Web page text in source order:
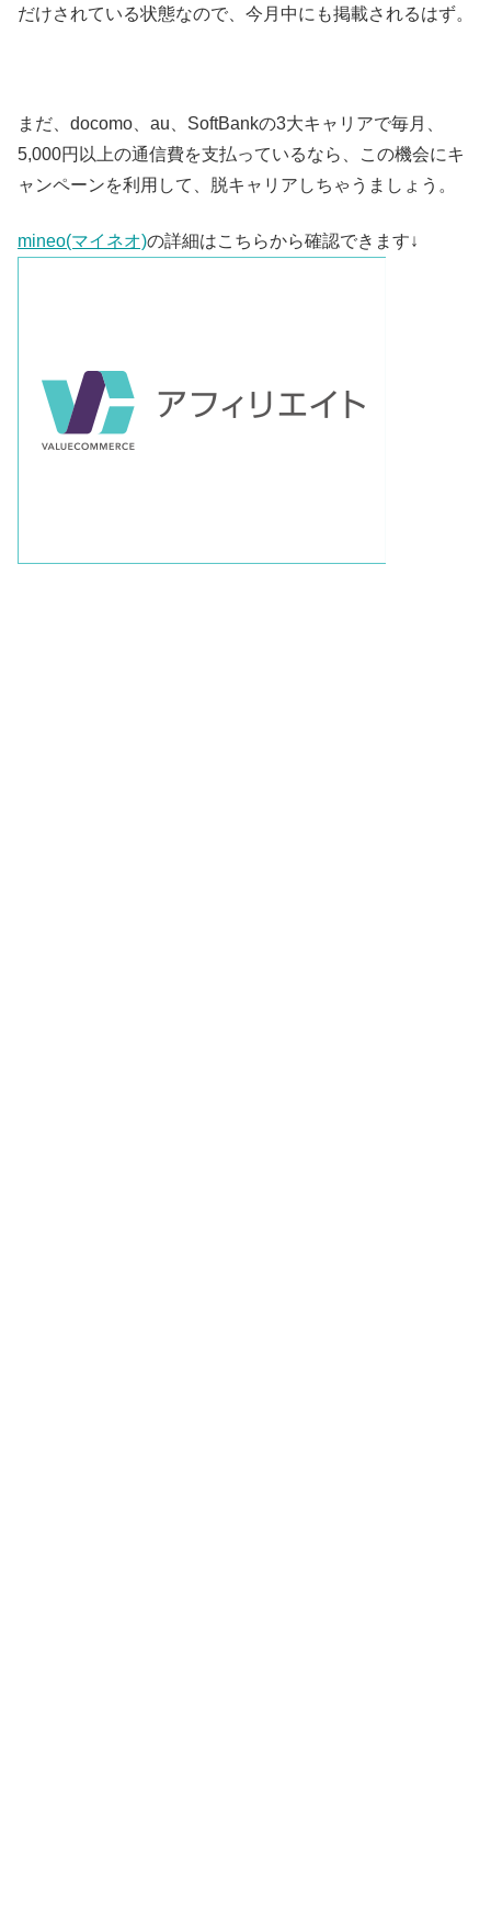
だけされている状態なので、今月中にも掲載されるはず。
まだ、docomo、au、SoftBankの3大キャリアで毎月、
5,000円以上の通信費を支払っているなら、この機会にキ
ャンペーンを利用して、脱キャリアしちゃうましょう。
mineo(マイネオ)の詳細はこちらから確認できます↓